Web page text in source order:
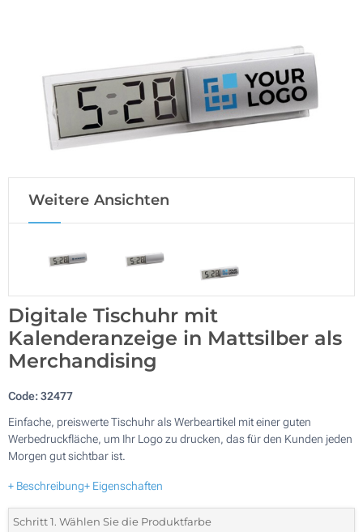
Weitere Ansichten
Digitale Tischuhr mit
Kalenderanzeige in Mattsilber als
Merchandising
Code:32477
Einfache, preiswerte Tischuhr als Werbeartikel mit einer guten
Werbedruckfläche, um Ihr Logo zu drucken, das für den Kunden jeden
Morgen gut sichtbar ist.
+ Beschreibung+ Eigenschaften
Schritt 1. Wählen Sie die Produktfarbe